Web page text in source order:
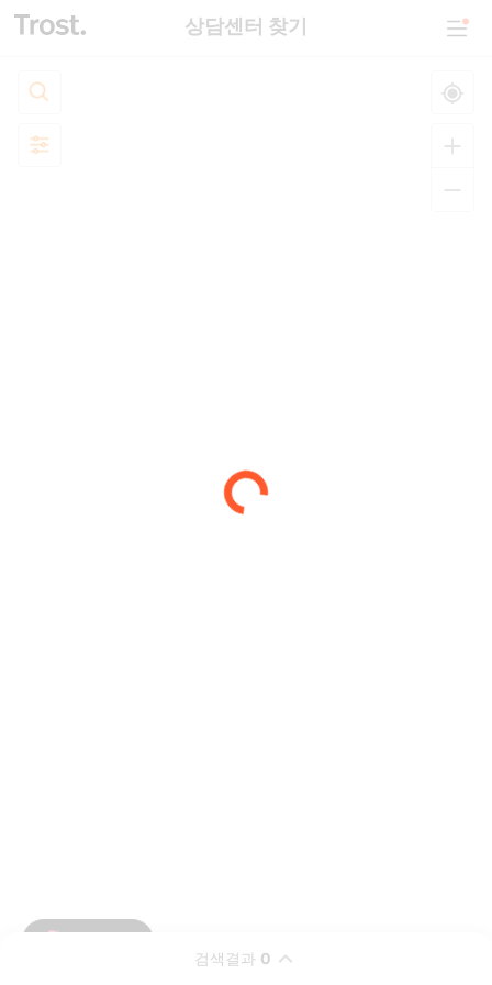
상담센터 찾기
검색결과 0